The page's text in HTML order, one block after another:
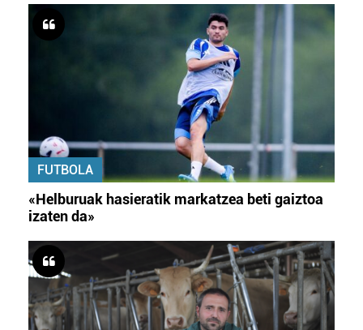
FUTBOLA
«Helburuak hasieratik markatzea beti gaiztoa
izaten da»